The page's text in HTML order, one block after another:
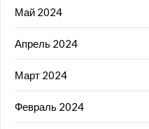
Май 2024
Апрель 2024
Март 2024
Февраль 2024